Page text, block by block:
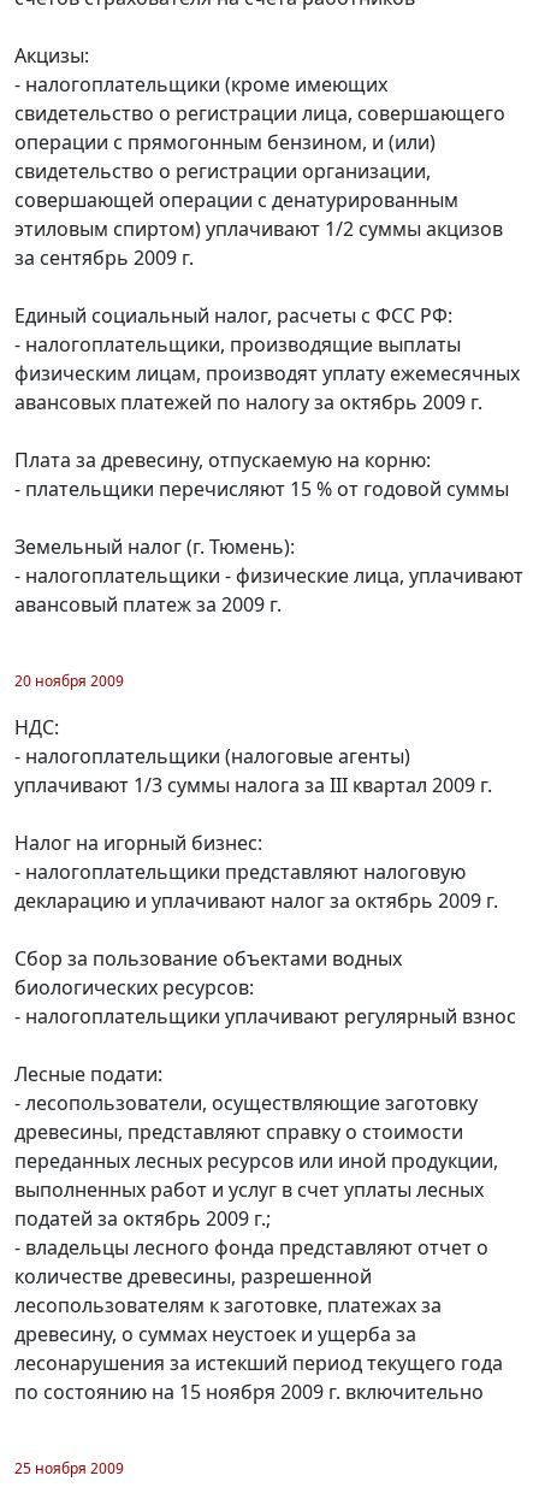
Акцизы:
- налогоплательщики (кроме имеющих
свидетельство о регистрации лица, совершающего
операции с прямогонным бензином, и (или)
свидетельство о регистрации организации,
совершающей операции с денатурированным
этиловым спиртом) уплачивают 1/2 суммы акцизов
за сентябрь 2009 г.
Единый социальный налог, расчеты с ФСС РФ:
- налогоплательщики, производящие выплаты
физическим лицам, производят уплату ежемесячных
авансовых платежей по налогу за октябрь 2009 г.
Плата за древесину, отпускаемую на корню:
- плательщики перечисляют 15 % от годовой суммы
Земельный налог (г. Тюмень):
- налогоплательщики - физические лица, уплачивают
авансовый платеж за 2009 г.
20 ноября 2009
НДС:
- налогоплательщики (налоговые агенты)
уплачивают 1/3 суммы налога за III квартал 2009 г.
Налог на игорный бизнес:
- налогоплательщики представляют налоговую
декларацию и уплачивают налог за октябрь 2009 г.
Сбор за пользование объектами водных
биологических ресурсов:
- налогоплательщики уплачивают регулярный взнос
Лесные подати:
- лесопользователи, осуществляющие заготовку
древесины, представляют справку о стоимости
переданных лесных ресурсов или иной продукции,
выполненных работ и услуг в счет уплаты лесных
податей за октябрь 2009 г.;
- владельцы лесного фонда представляют отчет о
количестве древесины, разрешенной
лесопользователям к заготовке, платежах за
древесину, о суммах неустоек и ущерба за
лесонарушения за истекший период текущего года
по состоянию на 15 ноября 2009 г. включительно
25 ноября 2009